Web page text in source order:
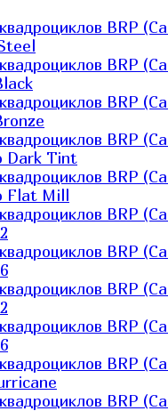
BRP
BRP
BRP
BRP
Dark Tint
BRP
Flat Mill
BRP
BRP
BRP
BRP
BRP
BRP